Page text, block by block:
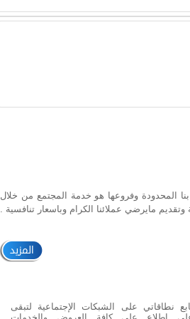
المحدودة وفروعها هو خدمة المجتمع من خلال
وتقديم مايرضي عملائنا الكرام وباسعار تنافسية .
المزيد
نطاقاتي على الشبكات الإجتماعية لتبقى